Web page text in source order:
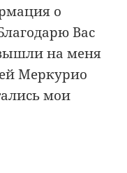
о
Вас
на меня
Меркурио
мои